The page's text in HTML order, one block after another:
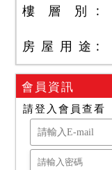
樓 層 別
房 屋 用 途
會員資訊
請登入會員查看